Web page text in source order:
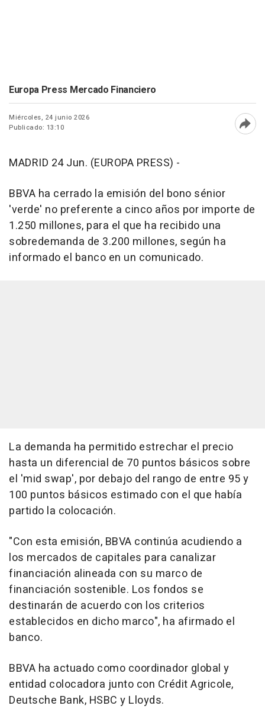
Europa Press Mercado Financiero
Miércoles, 24 junio 2026
Publicado: 13:10
MADRID 24 Jun. (EUROPA PRESS) -
BBVA ha cerrado la emisión del bono sénior
'verde' no preferente a cinco años por importe de
1.250 millones, para el que ha recibido una
sobredemanda de 3.200 millones, según ha
informado el banco en un comunicado.
La demanda ha permitido estrechar el precio
hasta un diferencial de 70 puntos básicos sobre
el 'mid swap', por debajo del rango de entre 95 y
100 puntos básicos estimado con el que había
partido la colocación.
"Con esta emisión, BBVA continúa acudiendo a
los mercados de capitales para canalizar
financiación alineada con su marco de
financiación sostenible. Los fondos se
destinarán de acuerdo con los criterios
establecidos en dicho marco", ha afirmado el
banco.
BBVA ha actuado como coordinador global y
entidad colocadora junto con Crédit Agricole,
Deutsche Bank, HSBC y Lloyds.